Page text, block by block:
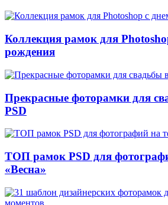
Коллекция рамок для
рождения
Прекрасные фоторамки для
PSD
ТОП рамок PSD для
«Весна»